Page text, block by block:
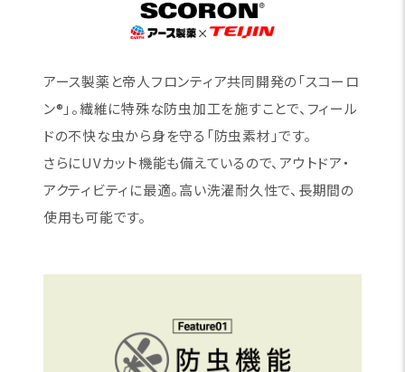
アース製薬と帝人フロンティア共同開発の「スコーロ
ン®」。繊維に特殊な防虫加工を施すことで、フィール
ドの不快な虫から身を守る「防虫素材」です。
さらにUVカット機能も備えているので、アウトドア・
アクティビティに最適。高い洗濯耐久性で、長期間の
使用も可能です。